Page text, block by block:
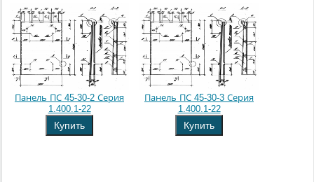
Панель ПС 45-30-2 Серия
1.400.1-22
Купить
Панель ПС 45-30-3 Серия
1.400.1-22
Купить